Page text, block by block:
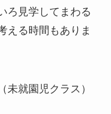
ろ見学してまわる
える時間もありま
未就園児クラス）